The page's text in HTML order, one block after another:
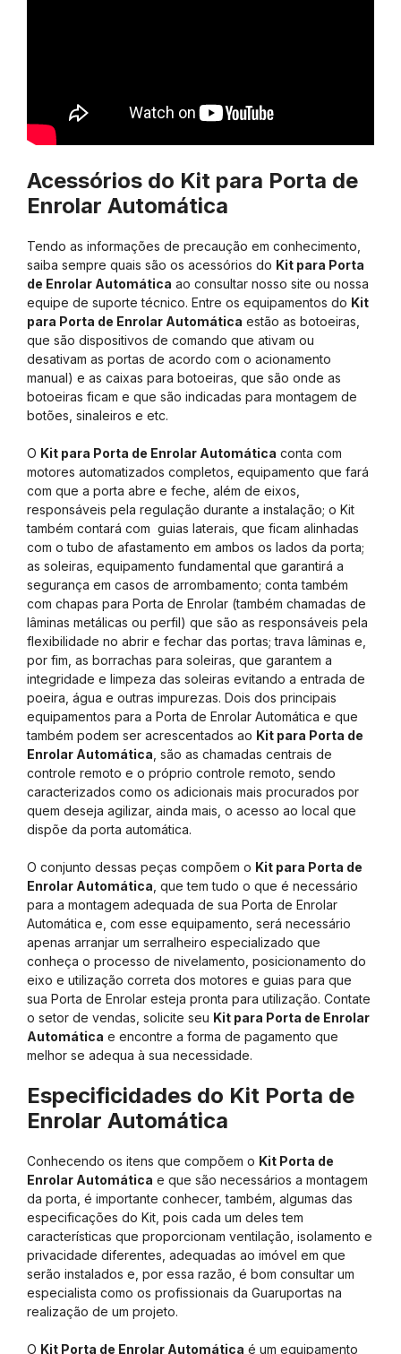
Acessórios do Kit para Porta de
Enrolar Automática
Tendo as informações de precaução em conhecimento,
saiba sempre quais são os acessórios do Kit para Porta
de Enrolar Automática ao consultar nosso site ou nossa
equipe de suporte técnico. Entre os equipamentos do Kit
para Porta de Enrolar Automática estão as botoeiras,
que são dispositivos de comando que ativam ou
desativam as portas de acordo com o acionamento
manual) e as caixas para botoeiras, que são onde as
botoeiras ficam e que são indicadas para montagem de
botões, sinaleiros e etc.
O Kit para Porta de Enrolar Automática conta com
motores automatizados completos, equipamento que fará
com que a porta abre e feche, além de eixos,
responsáveis pela regulação durante a instalação; o Kit
também contará com guias laterais, que ficam alinhadas
com o tubo de afastamento em ambos os lados da porta;
as soleiras, equipamento fundamental que garantirá a
segurança em casos de arrombamento; conta também
com chapas para Porta de Enrolar (também chamadas de
lâminas metálicas ou perfil) que são as responsáveis pela
flexibilidade no abrir e fechar das portas; trava lâminas e,
por fim, as borrachas para soleiras, que garantem a
integridade e limpeza das soleiras evitando a entrada de
poeira, água e outras impurezas. Dois dos principais
equipamentos para a Porta de Enrolar Automática e que
também podem ser acrescentados ao Kit para Porta de
Enrolar Automática , são as chamadas centrais de
controle remoto e o próprio controle remoto, sendo
caracterizados como os adicionais mais procurados por
quem deseja agilizar, ainda mais, o acesso ao local que
dispõe da porta automática.
O conjunto dessas peças compõem o Kit para Porta de
Enrolar Automática , que tem tudo o que é necessário
para a montagem adequada de sua Porta de Enrolar
Automática e, com esse equipamento, será necessário
apenas arranjar um serralheiro especializado que
conheça o processo de nivelamento, posicionamento do
eixo e utilização correta dos motores e guias para que
sua Porta de Enrolar esteja pronta para utilização. Contate
o setor de vendas, solicite seu Kit para Porta de Enrolar
Automática e encontre a forma de pagamento que
melhor se adequa à sua necessidade.
Especificidades do Kit Porta de
Enrolar Automática
Conhecendo os itens que compõem o Kit Porta de
Enrolar Automática e que são necessários a montagem
da porta, é importante conhecer, também, algumas das
especificações do Kit, pois cada um deles tem
características que proporcionam ventilação, isolamento e
privacidade diferentes, adequadas ao imóvel em que
serão instalados e, por essa razão, é bom consultar um
especialista como os profissionais da Guaruportas na
realização de um projeto.
O Kit Porta de Enrolar Automática é um equipamento